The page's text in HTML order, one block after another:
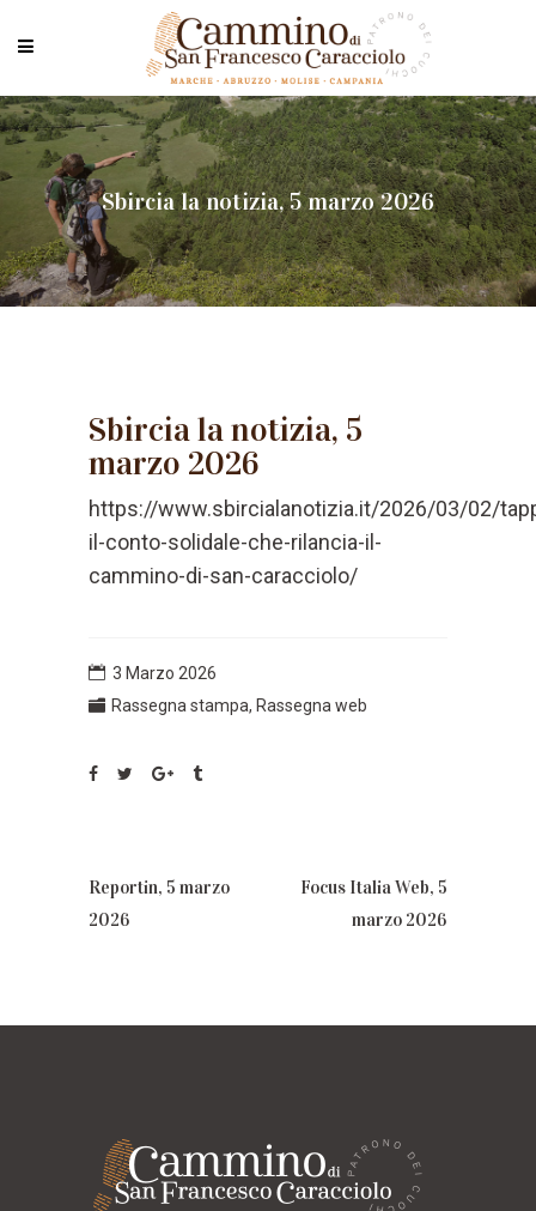
Sbircia la notizia, 5 marzo 2026
Sbircia la notizia, 5
marzo 2026
https://www.sbircialanotizia.it/2026/03/02/
il-conto-solidale-che-rilancia-il-
cammino-di-san-caracciolo/
3 Marzo 2026
Rassegna stampa, Rassegna web
Reportin, 5 marzo
2026
Focus Italia Web, 5
marzo 2026